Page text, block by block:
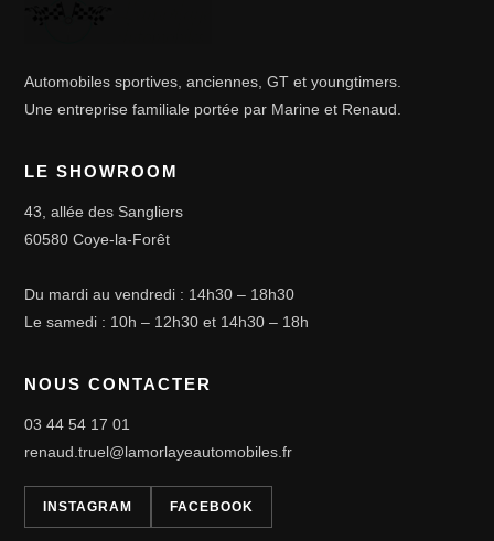
Automobiles sportives, anciennes, GT et youngtimers.
Une entreprise familiale portée par Marine et Renaud.
LE SHOWROOM
43, allée des Sangliers
60580 Coye-la-Forêt
Du mardi au vendredi : 14h30 – 18h30
Le samedi : 10h – 12h30 et 14h30 – 18h
NOUS CONTACTER
03 44 54 17 01
renaud.truel@lamorlayeautomobiles.fr
INSTAGRAM FACEBOOK